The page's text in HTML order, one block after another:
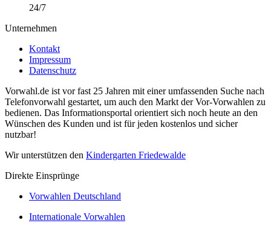
24/7
Unternehmen
Kontakt
Impressum
Datenschutz
Vorwahl.de ist vor fast 25 Jahren mit einer umfassenden Suche nach
Telefonvorwahl gestartet, um auch den Markt der Vor-Vorwahlen zu
bedienen. Das Informationsportal orientiert sich noch heute an den
Wünschen des Kunden und ist für jeden kostenlos und sicher
nutzbar!
Wir unterstützen den Kindergarten Friedewalde
Direkte Einsprünge
Vorwahlen Deutschland
Internationale Vorwahlen